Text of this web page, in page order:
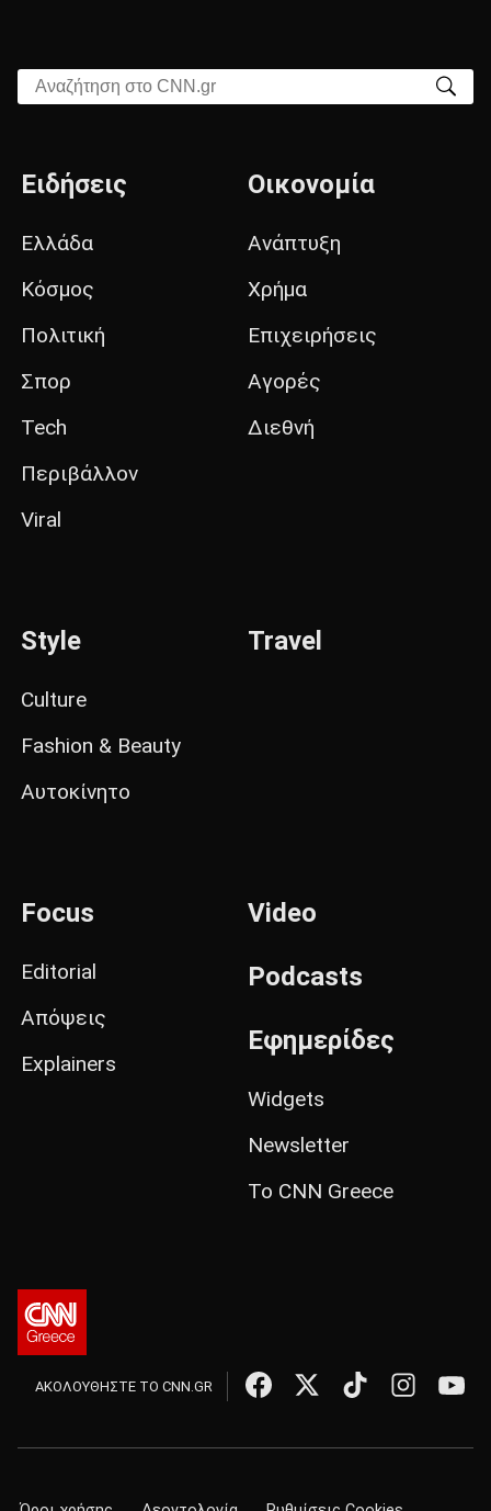
Αναζήτηση στο CNN.gr
Ειδήσεις
Ελλάδα
Κόσμος
Πολιτική
Σπορ
Tech
Περιβάλλον
Viral
Οικονομία
Ανάπτυξη
Χρήμα
Επιχειρήσεις
Αγορές
Διεθνή
Style
Culture
Fashion & Beauty
Αυτοκίνητο
Travel
Focus
Editorial
Απόψεις
Explainers
Video
Podcasts
Εφημερίδες
Widgets
Newsletter
Το CNN Greece
ΑΚΟΛΟΥΘΗΣΤΕ ΤΟ CNN.GR